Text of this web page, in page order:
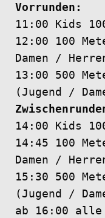
Vorrunden:
11:00 Kids
12:00 100
Damen /
13:00 500
(Jugend /
14:00 Kids
14:45 100
Damen /
15:30 500
(Jugend /
ab 16:00